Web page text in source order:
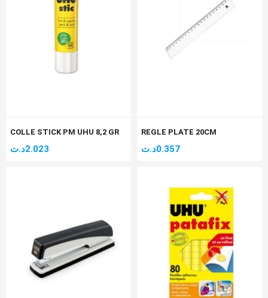
COLLE STICK PM UHU 8,2 GR
2.023د.ت
REGLE PLATE 20CM
0.357د.ت